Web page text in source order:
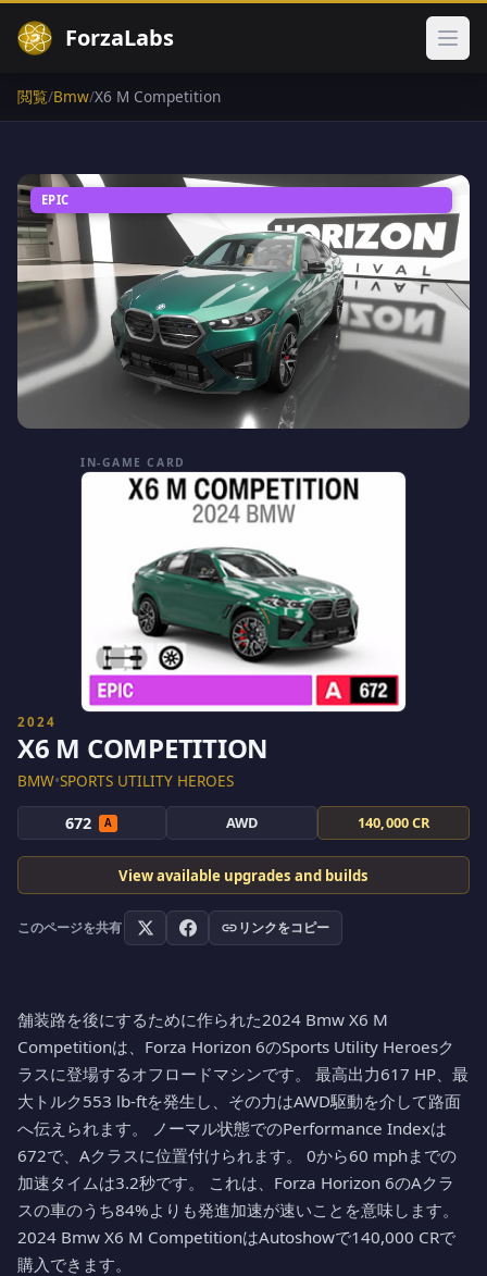
ForzaLabs メイ
閲覧/Bmw/X6 M Competition
EPIC
IN-GAME CARD
2024
X6 M COMPETITION
BMW•SPORTS UTILITY HEROES
672 A AWD 140,000 CR
View available upgrades and builds
このページを共有 リンクをコピー
舗装路を後にするために作られた2024 Bmw X6 M
Competitionは、Forza Horizon 6のSports Utility Heroesク
ラスに登場するオフロードマシンです。 最高出力617 HP、最
大トルク553 lb-ftを発生し、その力はAWD駆動を介して路面
へ伝えられます。 ノーマル状態でのPerformance Indexは
672で、Aクラスに位置付けられます。 0から60 mphまでの
加速タイムは3.2秒です。 これは、Forza Horizon 6のAクラ
スの車のうち84%よりも発進加速が速いことを意味します。
2024 Bmw X6 M CompetitionはAutoshowで140,000 CRで
購入できます。